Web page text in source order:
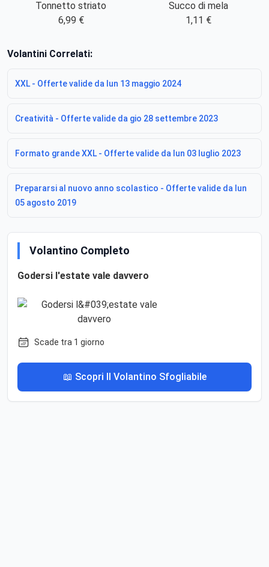
Tonnetto striato
6,99 €
Succo di mela
1,11 €
Volantini Correlati:
XXL - Offerte valide da lun 13 maggio 2024
Creatività - Offerte valide da gio 28 settembre 2023
Formato grande XXL - Offerte valide da lun 03 luglio 2023
Prepararsi al nuovo anno scolastico - Offerte valide da lun
05 agosto 2019
Volantino Completo
Godersi l'estate vale davvero
Scade tra 1 giorno
📖 Scopri Il Volantino Sfogliabile